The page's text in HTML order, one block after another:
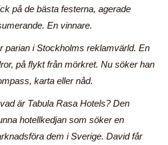
på de bästa festerna, agerade
En vinnare.
parian i Stockholms reklamvärld. En
på flykt från mörkret. Nu söker han
karta eller nåd.
är Tabula Rasa Hotels? Den
hotellkedjan som söker en
dem i Sverige. David får